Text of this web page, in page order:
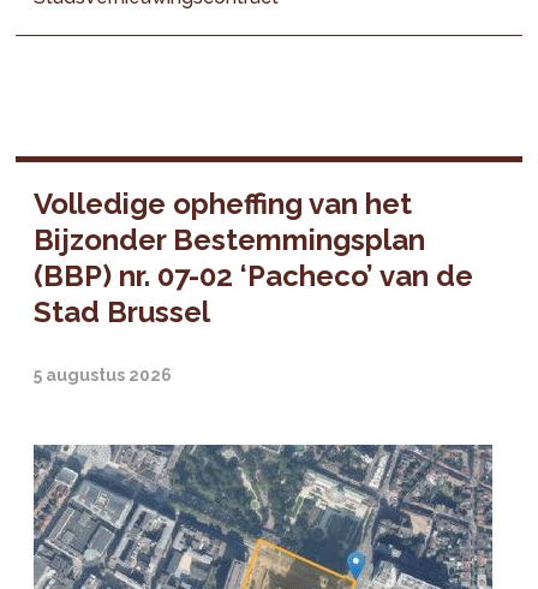
Volledige opheffing van het
Bijzonder Bestemmingsplan
(BBP) nr. 07-02 ‘Pacheco’ van de
Stad Brussel
5 augustus 2026